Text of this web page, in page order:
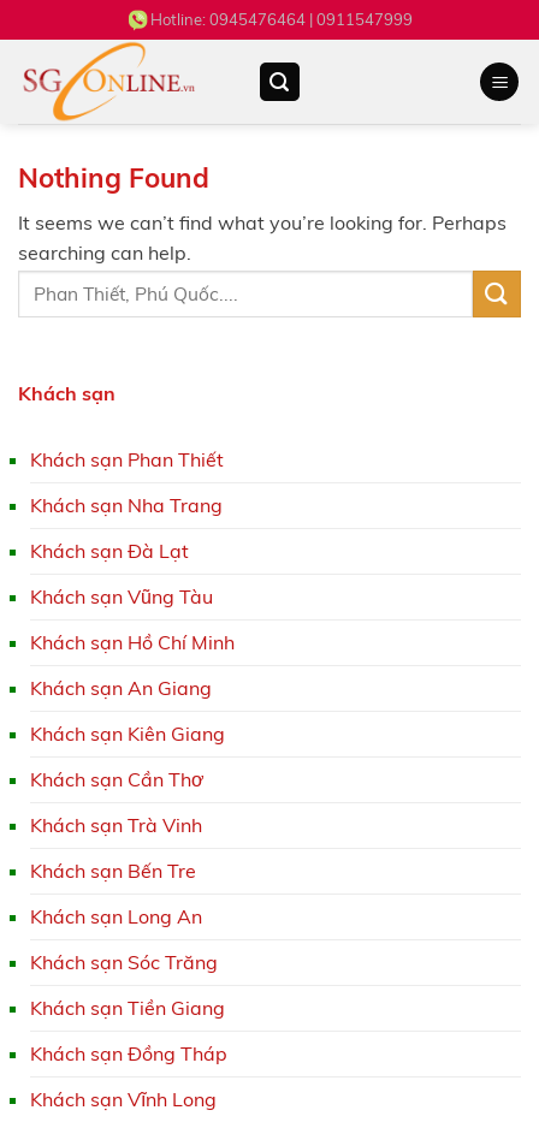
to
content
Hotline:0945476464 | 0911547999
Khách sạn
Khách sạn Phan Thiết
Khách sạn Nha Trang
Khách sạn Đà Lạt
Khách sạn Vũng Tàu
Khách sạn Hồ Chí Minh
Khách sạn An Giang
Khách sạn Kiên Giang
Khách sạn Cần Thơ
Khách sạn Trà Vinh
Khách sạn Bến Tre
Khách sạn Long An
Khách sạn Sóc Trăng
Khách sạn Tiền Giang
Khách sạn Đồng Tháp
Khách sạn Vĩnh Long
Nothing Found
It seems we can’t find what you’re looking for. Perhaps
searching can help.